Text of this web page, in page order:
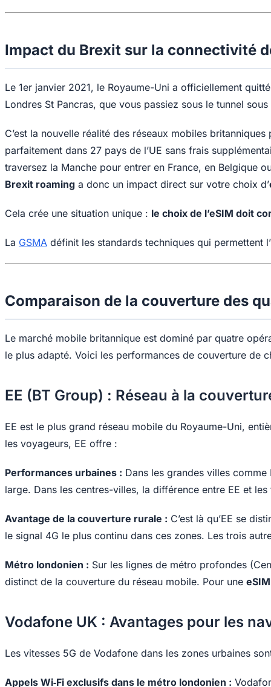
Impact du Brexit sur la connectivité
Le 1er janvier 2021, le Royaume-Uni a officiellement
Londres St Pancras, que vous passiez sous le tunnel
C’est la nouvelle réalité des réseaux mobiles
parfaitement dans 27 pays de l’UE sans frais
traversez la Manche pour entrer en France, en Belgique
Brexit roaming a donc un impact direct sur votre choix d’
Cela crée une situation unique : le choix de l’eSIM doit
La GSMA définit les standards techniques qui permettent
Comparaison de la couverture des
Le marché mobile britannique est dominé par quatre
le plus adapté. Voici les performances de couverture de
EE (BT Group) : Réseau à la
EE est le plus grand réseau mobile du Royaume-Uni,
les voyageurs, EE offre :
Performances urbaines : Dans les grandes villes
large. Dans les centres-villes, la différence entre EE et
Avantage de la couverture rurale : C’est là qu’EE se
le signal 4G le plus continu dans ces zones. Les trois
Métro londonien : Sur les lignes de métro profondes
distinct de la couverture du réseau mobile. Pour une
Vodafone UK : Avantages pour les
Les vitesses 5G de Vodafone dans les zones urbaines
Appels Wi‑Fi exclusifs dans le métro londonien :